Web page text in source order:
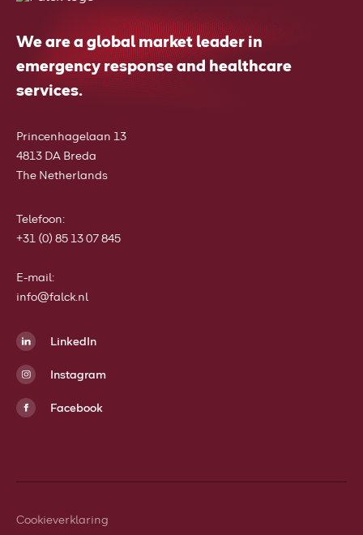
We are a global market leader in
emergency response and healthcare
services.
Princenhagelaan 13
4813 DA Breda
The Netherlands
Telefoon:
+31 (0) 85 13 07 845
E-mail:
info@falck.nl
LinkedIn
Instagram
Facebook
Cookieverklaring